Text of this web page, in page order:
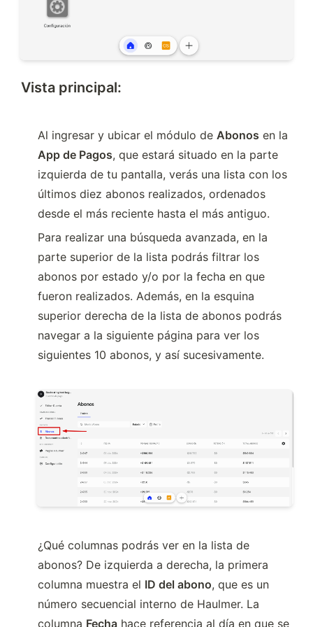
Vista principal:
Al ingresar y ubicar el módulo de Abonos
App de Pagos, que estará situado en la parte
izquierda de tu pantalla, verás una lista con los
últimos diez abonos realizados, ordenados
desde el más reciente hasta el más antiguo.
Para realizar una búsqueda avanzada, en la
parte superior de la lista podrás filtrar los
abonos por estado y/o por la fecha en que
fueron realizados. Además, en la esquina
superior derecha de la lista de abonos podrás
navegar a la siguiente página para ver los
siguientes 10 abonos, y así sucesivamente.
¿Qué columnas podrás ver en la lista de
abonos? De izquierda a derecha, la primera
columna muestra el ID del abono, que es un
número secuencial interno de Haulmer. La
columna Fecha hace referencia al día en que se